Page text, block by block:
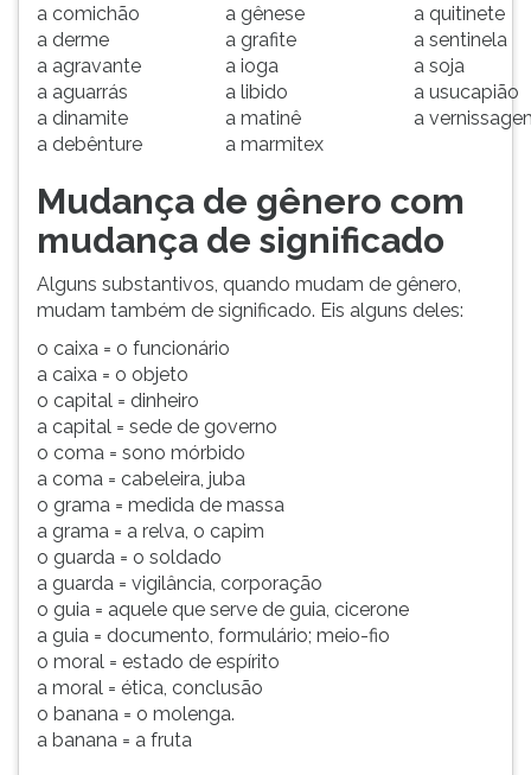
a comichão
a derme
a agravante
a aguarrás
a dinamite
a debênture
a gênese
a grafite
a ioga
a libido
a matinê
a marmitex
a quitinete
a sentinela
a soja
a usucapião
a
Mudança de gênero com
mudança de significado
Alguns substantivos, quando mudam de gênero,
mudam também de significado. Eis alguns deles:
o caixa = o funcionário
a caixa = o objeto
o capital = dinheiro
a capital = sede de governo
o coma = sono mórbido
a coma = cabeleira, juba
o grama = medida de massa
a grama = a relva, o capim
o guarda = o soldado
a guarda = vigilância, corporação
o guia = aquele que serve de guia, cicerone
a guia = documento, formulário; meio-fio
o moral = estado de espírito
a moral = ética, conclusão
o banana = o molenga.
a banana = a fruta